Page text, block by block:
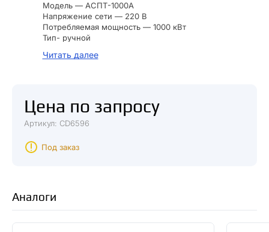
Модель — АСПТ-1000А
Напряжение сети — 220 В
Потребляемая мощность — 1000 кВт
Тип- ручной
Тип сети — однофазная
Читать далее
Цена по запросу
Артикул: CD6596
Под заказ
Аналоги